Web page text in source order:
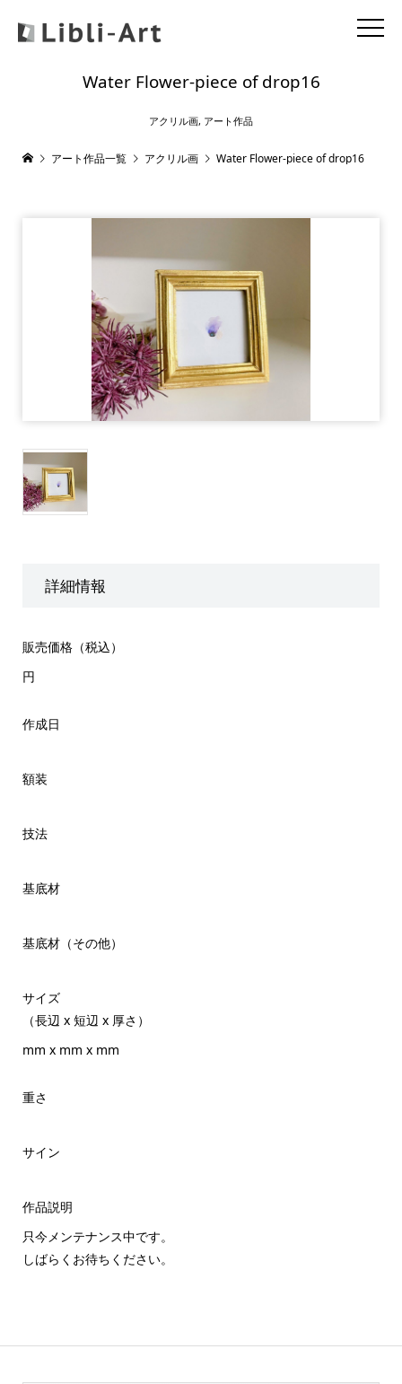
Water Flower-piece of drop16
アクリル画, アート作品
アート作品一覧 アクリル画 Water Flower-piece of drop16
詳細情報
販売価格（税込）
円
作成日
額装
技法
基底材
基底材（その他）
サイズ
（長辺 x 短辺 x 厚さ）
mm x mm x mm
重さ
サイン
作品説明
只今メンテナンス中です。
しばらくお待ちください。